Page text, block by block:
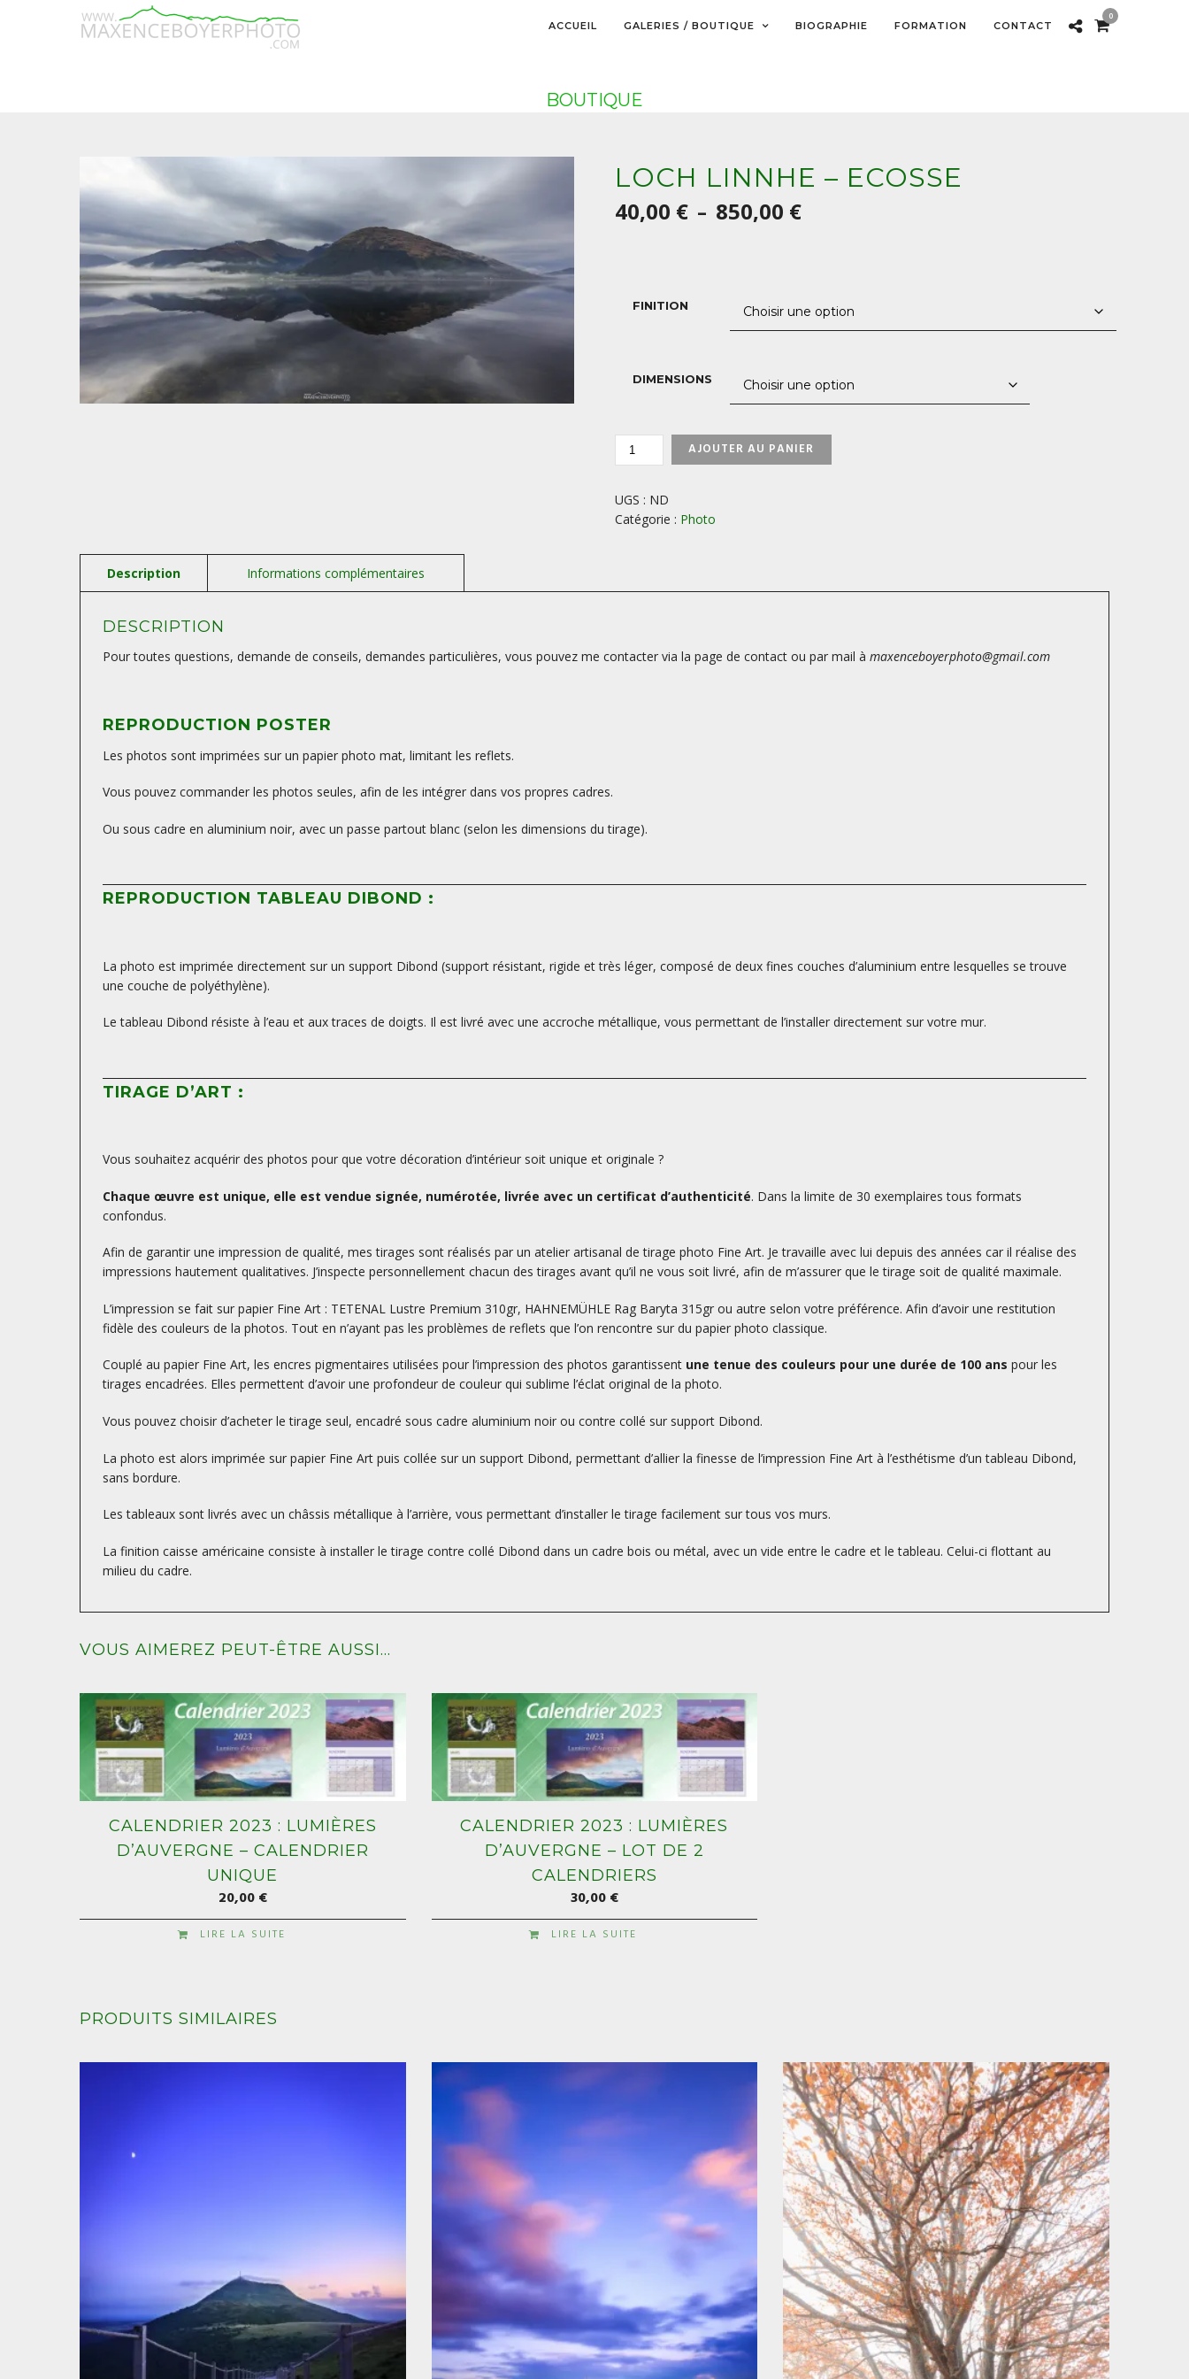
ACCUEIL GALERIES / BOUTIQUE BIOGRAPHIE FORMATION CONTACT
0
BOUTIQUE
LOCH LINNHE – ECOSSE
40,00 € – 850,00 €Plage
à
FINITION
DIMENSIONS
QUANTITÉ
LINNHE
-
ECOSSE
AJOUTER AU PANIER
UGS : ND
Catégorie : Photo
DESCRIPTION
Pour toutes questions, demande de conseils, demandes particulières, vous pouvez me contacter via la page de contact ou par mail à maxenceboyerphoto@gmail.com
REPRODUCTION POSTER
Les photos sont imprimées sur un papier photo mat, limitant les reflets.
Vous pouvez commander les photos seules, afin de les intégrer dans vos propres cadres.
Ou sous cadre en aluminium noir, avec un passe partout blanc (selon les dimensions du tirage).
REPRODUCTION TABLEAU DIBOND :
La photo est imprimée directement sur un support Dibond (support résistant, rigide et très léger, composé de deux fines couches d’aluminium entre lesquelles se trouve
une couche de polyéthylène).
Le tableau Dibond résiste à l’eau et aux traces de doigts. Il est livré avec une accroche métallique, vous permettant de l’installer directement sur votre mur.
TIRAGE D’ART :
Vous souhaitez acquérir des photos pour que votre décoration d’intérieur soit unique et originale ?
Chaque œuvre est unique, elle est vendue signée, numérotée, livrée avec un certificat d’authenticité. Dans la limite de 30 exemplaires tous formats
confondus.
Afin de garantir une impression de qualité, mes tirages sont réalisés par un atelier artisanal de tirage photo Fine Art. Je travaille avec lui depuis des années car il réalise des
impressions hautement qualitatives. J’inspecte personnellement chacun des tirages avant qu’il ne vous soit livré, afin de m’assurer que le tirage soit de qualité maximale.
L’impression se fait sur papier Fine Art : TETENAL Lustre Premium 310gr, HAHNEMÜHLE Rag Baryta 315gr ou autre selon votre préférence. Afin d’avoir une restitution
fidèle des couleurs de la photos. Tout en n’ayant pas les problèmes de reflets que l’on rencontre sur du papier photo classique.
Couplé au papier Fine Art, les encres pigmentaires utilisées pour l’impression des photos garantissent une tenue des couleurs pour une durée de 100 ans pour les
tirages encadrées. Elles permettent d’avoir une profondeur de couleur qui sublime l’éclat original de la photo.
Vous pouvez choisir d’acheter le tirage seul, encadré sous cadre aluminium noir ou contre collé sur support Dibond.
La photo est alors imprimée sur papier Fine Art puis collée sur un support Dibond, permettant d’allier la finesse de l’impression Fine Art à l’esthétisme d’un tableau Dibond,
sans bordure.
Les tableaux sont livrés avec un châssis métallique à l’arrière, vous permettant d’installer le tirage facilement sur tous vos murs.
La finition caisse américaine consiste à installer le tirage contre collé Dibond dans un cadre bois ou métal, avec un vide entre le cadre et le tableau. Celui-ci flottant au
milieu du cadre.
VOUS AIMEREZ PEUT-ÊTRE AUSSI…
CALENDRIER 2023 : LUMIÈRES
D’AUVERGNE – CALENDRIER
UNIQUE
20,00€
LIRE LA SUITE
CALENDRIER 2023 : LUMIÈRES
D’AUVERGNE – LOT DE 2
CALENDRIERS
30,00€
LIRE LA SUITE
PRODUITS SIMILAIRES